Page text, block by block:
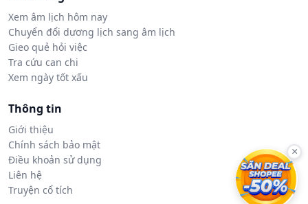
Xem âm lịch hôm nay
Chuyển đổi dương lịch sang âm lịch
Gieo quẻ hỏi việc
Tra cứu can chi
Xem ngày tốt xấu
Thông tin
Giới thiệu
Chính sách bảo mật
Điều khoản sử dụng
Liên hệ
Truyện cổ tích
×